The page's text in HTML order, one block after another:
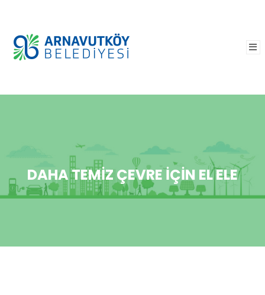
DAHA TEMIZ ÇEVRE İÇIN EL ELE